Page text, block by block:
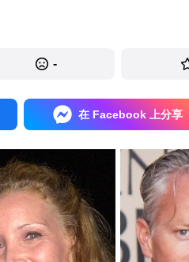
-
在 Facebook 上分享